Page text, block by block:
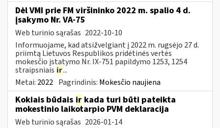
Dėl VMI prie FM viršininko 2022 m. spalio 4 d.
įsakymo Nr. VA-75
Web turinio sąrašas 2022-10-10
Informuojame, kad atsižvelgiant į 2022 m. rugsėjo 27 d.
priimtą Lietuvos Respublikos pridėtinės vertės
mokesčio įstatymo Nr. IX-751 papildymo 1253, 1254
straipsniais ir...
Metai: 2022 Pagrindinis: Mokesčio naujiena
Kokiais būdais ir kada turi būti pateikta
mokestinio laikotarpio PVM deklaracija
Web turinio sąrašas 2026-01-14